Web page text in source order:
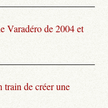
Varadéro de 2004 et
train de créer une